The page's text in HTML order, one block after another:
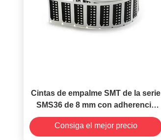
Cintas de empalme SMT de la serie
SMS36 de 8 mm con adherencia
superior
Consiga el mejor precio